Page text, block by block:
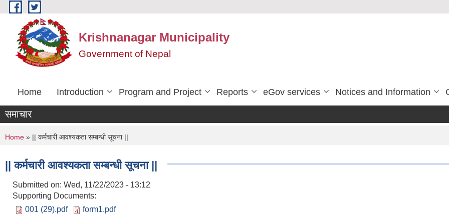
Skip to main content
Krishnanagar Municipality
Government of Nepal
Home Introduction Program and Project Reports eGov services Notices and Information
समाचार
You are here
Home » || कर्मचारी आवश्यकता सम्बन्धी सूचना ||
|| कर्मचारी आवश्यकता सम्बन्धी सूचना ||
Submitted on: Wed, 11/22/2023 - 13:12
Supporting Documents:
001 (29).pdf
form1.pdf